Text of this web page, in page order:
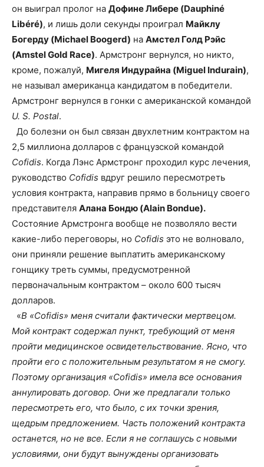
он выиграл пролог на Дофине Либере (Dauphiné
Libéré), и лишь доли секунды проиграл Майклу
Богерду (Michael Boogerd) на Амстел Голд Рэйс
(Amstel Gold Race). Армстронг вернулся, но никто,
кроме, пожалуй, Мигеля Индурайна (Miguel Indurain),
не называл американца кандидатом в победители.
Армстронг вернулся в гонки с американской командой
U. S. Postal.
До болезни он был связан двухлетним контрактом на
2,5 миллиона долларов с французской командой
Cofidis. Когда Лэнс Армстронг проходил курс лечения,
руководство Cofidis вдруг решило пересмотреть
условия контракта, направив прямо в больницу своего
представителя Алана Бондю (Alain Bondue).
Состояние Армстронга вообще не позволяло вести
какие-либо переговоры, но Cofidis это не волновало,
они приняли решение выплатить американскому
гонщику треть суммы, предусмотренной
первоначальным контрактом – около 600 тысяч
долларов.
«В «Соfidis» меня считали фактически мертвецом.
Мой контракт содержал пункт, требующий от меня
пройти медицинское освидетельствование. Ясно, что
пройти его с положительным результатом я не смогу.
Поэтому организация «Cofidis» имела все основания
аннулировать договор. Они же предлагали только
пересмотреть его, что было, с их точки зрения,
щедрым предложением. Часть положений контракта
останется, но не все. Если я не соглашусь с новыми
условиями, они будут вынуждены организовать